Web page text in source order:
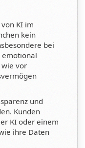
KI im
kein
bei
emotional
vor
und
Kunden
KI oder einem
ihre Daten